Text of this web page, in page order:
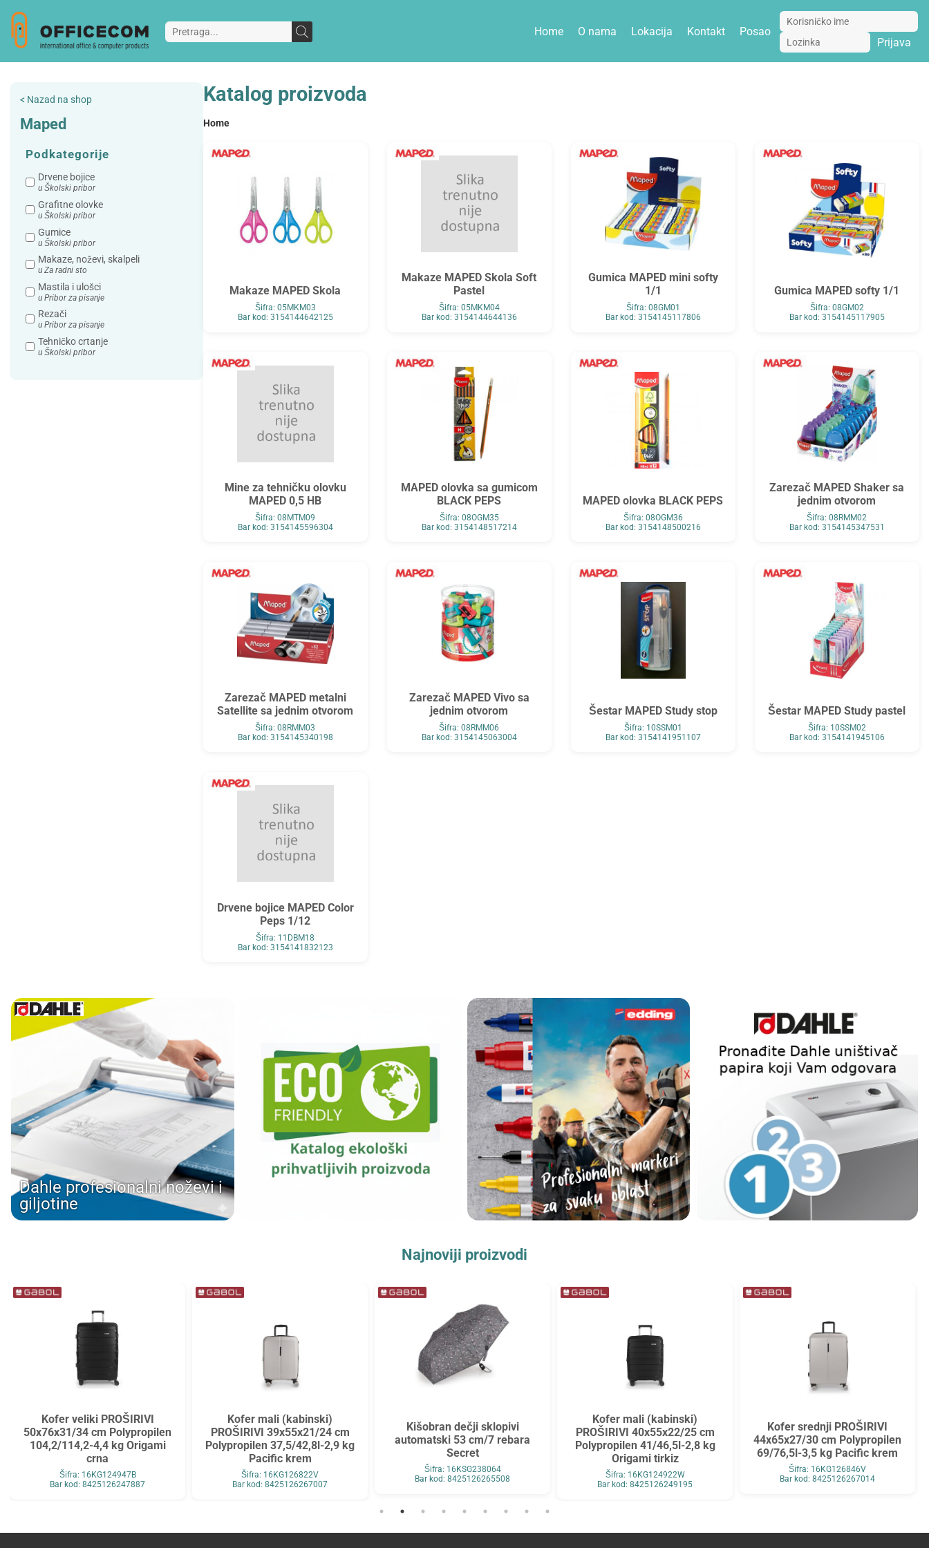
Home O nama Lokacija Kontakt
Posao
Prijava
< Nazad na shop
Maped
Podkategorije
Drvene bojice
u Školski pribor
Grafitne olovke
u Školski pribor
Gumice
u Školski pribor
Makaze, noževi, skalpeli
u Za radni sto
Mastila i ulošci
u Pribor za pisanje
Rezači
u Pribor za pisanje
Tehničko crtanje
u Školski pribor
Katalog proizvoda
Home
Makaze MAPED Skola
Šifra: 05MKM03
Bar kod: 3154144642125
Makaze MAPED Skola Soft
Pastel
Šifra: 05MKM04
Bar kod: 3154144644136
Gumica MAPED mini softy
1/1
Šifra: 08GM01
Bar kod: 3154145117806
Gumica MAPED softy 1/1
Šifra: 08GM02
Bar kod: 3154145117905
Mine za tehničku olovku
MAPED 0,5 HB
Šifra: 08MTM09
Bar kod: 3154145596304
MAPED olovka sa gumicom
BLACK PEPS
Šifra: 08OGM35
Bar kod: 3154148517214
MAPED olovka BLACK PEPS
Šifra: 08OGM36
Bar kod: 3154148500216
Zarezač MAPED Shaker sa
jednim otvorom
Šifra: 08RMM02
Bar kod: 3154145347531
Zarezač MAPED metalni
Satellite sa jednim otvorom
Šifra: 08RMM03
Bar kod: 3154145340198
Zarezač MAPED Vivo sa
jednim otvorom
Šifra: 08RMM06
Bar kod: 3154145063004
Šestar MAPED Study stop
Šifra: 10SSM01
Bar kod: 3154141951107
Šestar MAPED Study pastel
Šifra: 10SSM02
Bar kod: 3154141945106
Drvene bojice MAPED Color
Peps 1/12
Šifra: 11DBM18
Bar kod: 3154141832123
Dahle profesionalni noževi i
giljotine
Najnoviji proizvodi
Kofer veliki PROŠIRIVI
50x76x31/34 cm Polypropilen
104,2/114,2-4,4 kg Origami
crna
Šifra: 16KG124947B
Bar kod: 8425126247887
Kofer mali (kabinski)
PROŠIRIVI 39x55x21/24 cm
Polypropilen 37,5/42,8l-2,9 kg
Pacific krem
Šifra: 16KG126822V
Bar kod: 8425126267007
Kišobran dečji sklopivi
automatski 53 cm/7 rebara
Secret
Šifra: 16KSG238064
Bar kod: 8425126265508
Kofer mali (kabinski)
PROŠIRIVI 40x55x22/25 cm
Polypropilen 41/46,5l-2,8 kg
Origami tirkiz
Šifra: 16KG124922W
Bar kod: 8425126249195
Kofer srednji PROŠIRIVI
44x65x27/30 cm Polypropilen
69/76,5l-3,5 kg Pacific krem
Šifra: 16KG126846V
Bar kod: 8425126267014